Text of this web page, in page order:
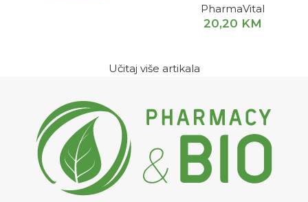
PharmaVital
20,20 KM
Učitaj više artikala